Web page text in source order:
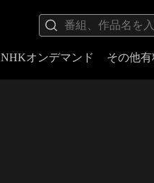
NHKオンデマンド その他有